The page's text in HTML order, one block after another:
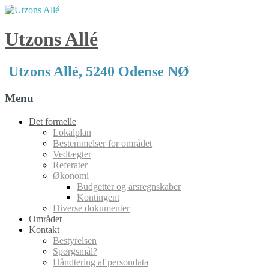
Utzons Allé
Utzons Allé, 5240 Odense NØ
Menu
Skip
Det formelle
Lokalplan
Bestemmelser for området
Vedtægter
Referater
Økonomi
Budgetter og årsregnskaber
Kontingent
Diverse dokumenter
Området
Kontakt
Bestyrelsen
Spørgsmål?
Håndtering af persondata